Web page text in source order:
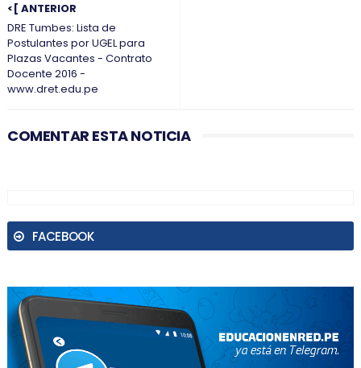
<[ ANTERIOR
DRE Tumbes: Lista de
Postulantes por UGEL para
Plazas Vacantes - Contrato
Docente 2016 -
www.dret.edu.pe
COMENTAR ESTA NOTICIA
FACEBOOK